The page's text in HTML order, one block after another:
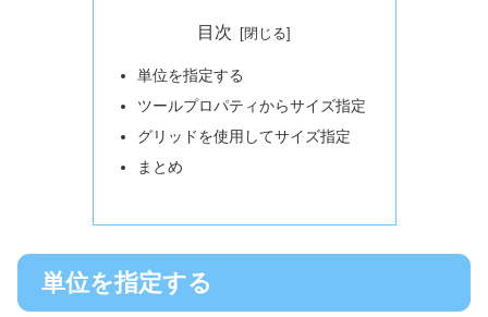
目次
単位を指定する
ツールプロパティからサイズ指定
グリッドを使用してサイズ指定
まとめ
単位を指定する